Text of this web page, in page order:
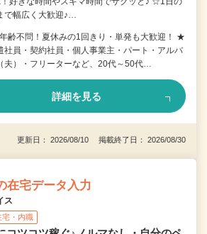
で幅広く大歓迎♪…
齢不問！夏休みの1回きり・単発も大歓迎！ ★
社員・契約社員・個人事業主・パート・アルバ
夫）・フリーターなど、20代～50代…
詳細を見る
更新日： 2026/08/10 掲載終了日： 2026/08/30
在宅データ入力
ス
宅・内職